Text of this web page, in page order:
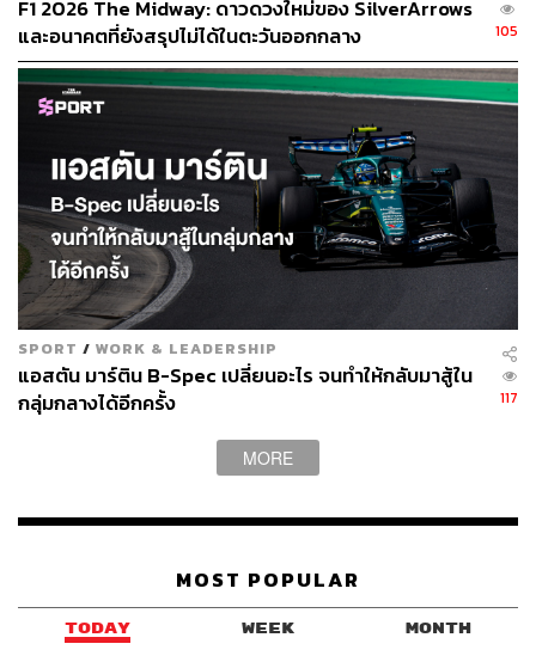
F1 2026 The Midway: ดาวดวงใหม่ของ SilverArrows
และอนาคตที่ยังสรุปไม่ได้ในตะวันออกกลาง
105
SPORT / WORK & LEADERSHIP
แอสตัน มาร์ติน B-Spec เปลี่ยนอะไร จนทำให้กลับมาสู้ใน
กลุ่มกลางได้อีกครั้ง
117
MORE
MOST POPULAR
TODAY WEEK MONTH